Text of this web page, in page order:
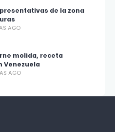
de la zona
AGO
molida, receta
Venezuela
AGO